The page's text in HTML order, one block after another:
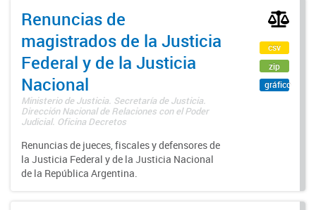
Renuncias de
magistrados de la Justicia
Federal y de la Justicia
Nacional
Ministerio de Justicia. Secretaría de Justicia.
Dirección Nacional de Relaciones con el Poder
Judicial. Oficina Decretos
Renuncias de jueces, fiscales y defensores de
la Justicia Federal y de la Justicia Nacional
de la República Argentina.
csv
zip
gráfico